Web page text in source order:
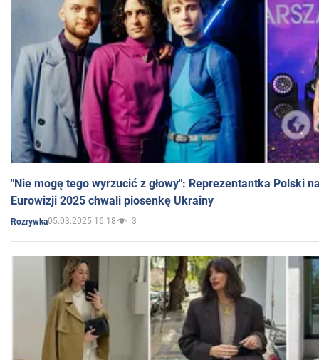
"Nie mogę tego wyrzucić z głowy": Reprezentantka Polski
Eurowizji 2025 chwali piosenkę Ukrainy
Rozrywka05.03.2025 16:18 3